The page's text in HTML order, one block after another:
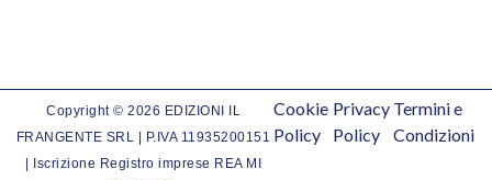
Copyright © 2026 EDIZIONI IL
FRANGENTE SRL | P.IVA 11935200151
| Iscrizione Registro imprese REA MI
Cookie
Policy
Privacy
Policy
Termini e
Condizioni